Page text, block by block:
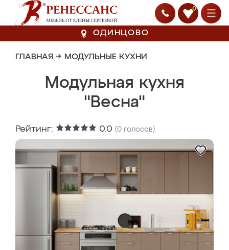
0
ОДИНЦОВО
ГЛАВНАЯ → МОДУЛЬНЫЕ КУХНИ
Модульная кухня
"Весна"
Рейтинг: 0.0 (0 голосов)